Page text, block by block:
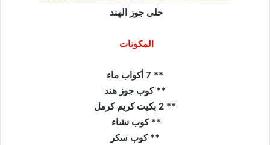
حلى جوز الهند
المكونات
** 7 أكواب ماء
** كوب جوز هند
** 2 بكيت كريم كرمل
** كوب نشاء
** كوب سكر